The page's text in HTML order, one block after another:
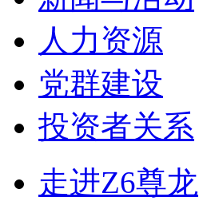
人力资源
党群建设
投资者关系
走进Z6尊龙